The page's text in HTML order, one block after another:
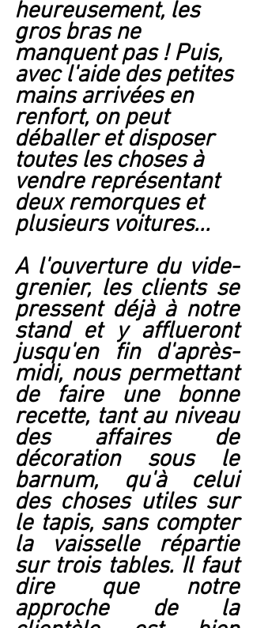
heureusement, les
gros bras ne
manquent pas ! Puis,
avec l'aide des petites
mains arrivées en
renfort, on peut
déballer et disposer
toutes les choses à
vendre représentant
deux remorques et
plusieurs voitures...
A l'ouverture du vide-
grenier, les clients se
pressent déjà à notre
stand et y afflueront
jusqu'en fin d'après-
midi, nous permettant
de faire une bonne
recette, tant au niveau
des affaires de
décoration sous le
barnum, qu'à celui
des choses utiles sur
le tapis, sans compter
la vaisselle répartie
sur trois tables. Il faut
dire que notre
approche de la